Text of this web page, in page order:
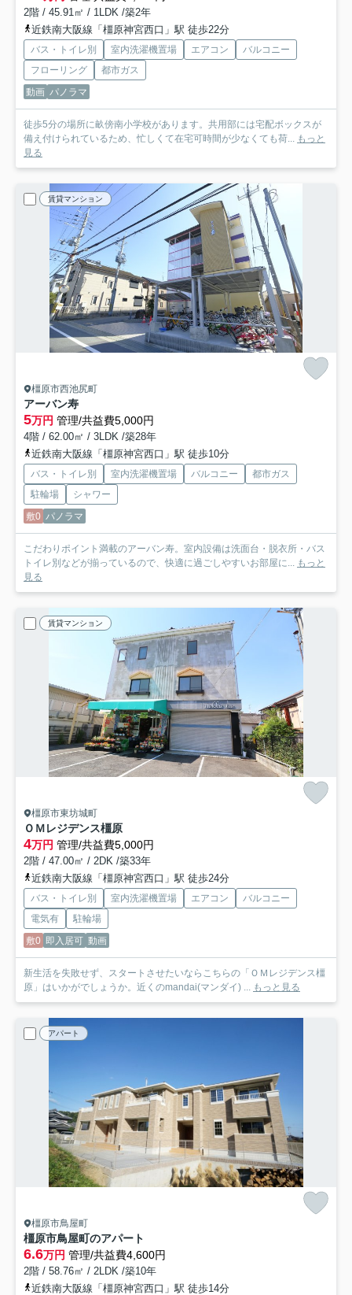
2階 / 45.91㎡ / 1LDK /築2年
近鉄南大阪線「橿原神宮西口」駅 徒歩22分
バス・トイレ別 室内洗濯機置場 エアコン
バルコニー
フローリング
都市ガス
動画 パノラマ
徒歩5分の場所に畝傍南小学校があります。共用部には宅配ボックスが
備え付けられているため、忙しくて在宅可時間が少なくても荷...
もっと
見る
賃貸マンション
橿原市西池尻町
アーバン寿
5万円 管理/共益費5,000円
4階 / 62.00㎡ / 3LDK /築28年
近鉄南大阪線「橿原神宮西口」駅 徒歩10分
バス・トイレ別 室内洗濯機置場 バルコニー
都市ガス
駐輪場
シャワー
敷0 パノラマ
こだわりポイント満載のアーバン寿。室内設備は洗面台・脱衣所・バス
トイレ別などが揃っているので、快適に過ごしやすいお部屋に...
もっと
見る
賃貸マンション
橿原市東坊城町
ＯＭレジデンス橿原
4万円 管理/共益費5,000円
2階 / 47.00㎡ / 2DK /築33年
近鉄南大阪線「橿原神宮西口」駅 徒歩24分
バス・トイレ別 室内洗濯機置場 エアコン
バルコニー
電気有
駐輪場
敷0 即入居可 動画
新生活を失敗せず、スタートさせたいならこちらの「ＯＭレジデンス橿
原」はいかがでしょうか。近くのmandai(マンダイ) ...
もっと見る
アパート
橿原市鳥屋町
橿原市鳥屋町のアパート
6.6万円 管理/共益費4,600円
2階 / 58.76㎡ / 2LDK /築10年
近鉄南大阪線「橿原神宮西口」駅 徒歩14分